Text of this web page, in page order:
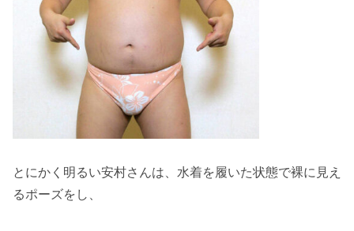
とにかく明るい安村さんは、水着を履いた状態で裸に見え
るポーズをし、